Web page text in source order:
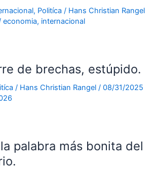
, Politíca / Hans Christian Rangel
economia, internacional
de brechas, estúpido.
/ Hans Christian Rangel / 08/31/2025
palabra más bonita del